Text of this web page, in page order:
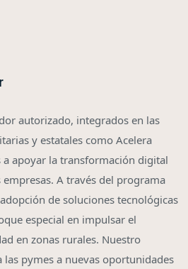
autorizado, integrados en las
y estatales como Acelera
a apoyar la transformación digital
A través del programa
de soluciones tecnológicas
especial en impulsar el
en zonas rurales. Nuestro
las pymes a nuevas oportunidades